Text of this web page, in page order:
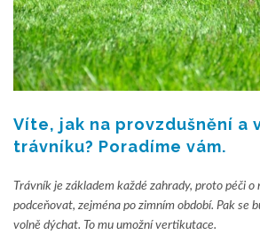
Víte, jak na provzdušnění a
trávníku? Poradíme vám.
Trávník je základem každé zahrady, proto péči o
podceňovat, zejména po zimním období. Pak se
volně dýchat. To mu umožní vertikutace.